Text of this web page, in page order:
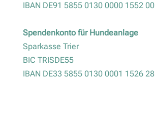
IBAN DE91 5855 0130 0000 1552 00
Spendenkonto für Hundeanlage
Sparkasse Trier
BIC TRISDE55
IBAN DE33 5855 0130 0001 1526 28